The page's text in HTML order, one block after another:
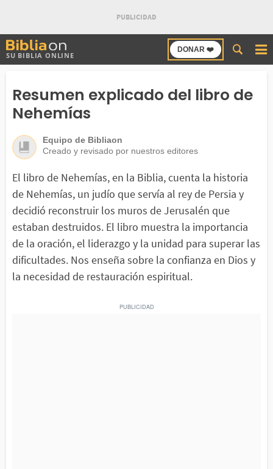
SU BIBLIA ONLINE
DONAR ❤️
Buscar
en
Resumen explicado del libro de
Nehemías
Equipo de Bibliaon
Creado y revisado por nuestros editores
El libro de Nehemías, en la Biblia, cuenta la historia
de Nehemías, un judío que servía al rey de Persia y
decidió reconstruir los muros de Jerusalén que
estaban destruidos. El libro muestra la importancia
de la oración, el liderazgo y la unidad para superar las
dificultades. Nos enseña sobre la confianza en Dios y
la necesidad de restauración espiritual.